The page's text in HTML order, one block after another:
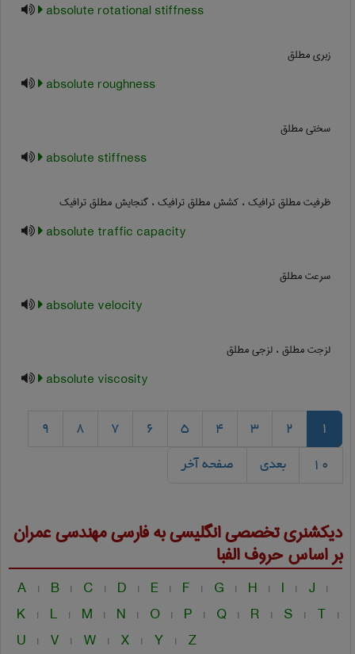
absolute rotational stiffness
زبری مطلق
absolute roughness
سختی مطلق
absolute stiffness
ظرفیت مطلق ترافیک ، کشش مطلق ترافیک ، گنجایش مطلق ترافیک
absolute traffic capacity
سرعت مطلق
absolute velocity
لزجت مطلق ، لزجی مطلق
absolute viscosity
1
2
3
4
5
6
7
8
9
10 بعدی صفحه آخر
دیکشنری تخصصی انگلیسی به فارسیمهندسی عمران
بر اساس حروف الفبا
A | B | C | D | E | F | G | H | I | J |
K | L | M | N | O | P | Q | R | S | T |
U | V | W | X | Y | Z